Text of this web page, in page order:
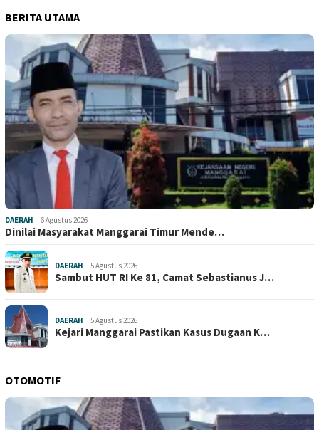
BERITA UTAMA
DAERAH 6 Agustus 2026
Dinilai Masyarakat Manggarai Timur Mende…
DAERAH 5 Agustus 2026
Sambut HUT RI Ke 81, Camat Sebastianus J…
DAERAH 5 Agustus 2026
Kejari Manggarai Pastikan Kasus Dugaan K…
OTOMOTIF